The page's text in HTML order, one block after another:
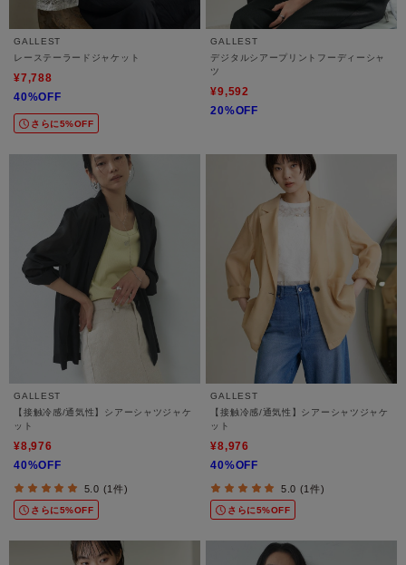
GALLEST
レーステーラードジャケット
¥7,788
40%OFF
さらに5%OFF
GALLEST
デジタルシアープリントフーディーシャ
ツ
¥9,592
20%OFF
GALLEST
【接触冷感/通気性】シアーシャツジャケ
ット
¥8,976
40%OFF
5.0 (1件)
さらに5%OFF
GALLEST
【接触冷感/通気性】シアーシャツジャケ
ット
¥8,976
40%OFF
5.0 (1件)
さらに5%OFF